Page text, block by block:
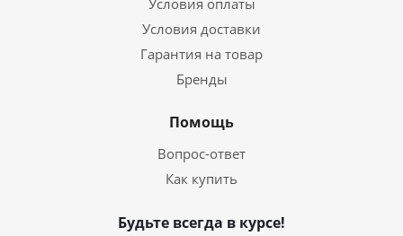
Условия доставки
Гарантия на товар
Бренды
Помощь
Вопрос-ответ
Как купить
Будьте всегда в курсе!